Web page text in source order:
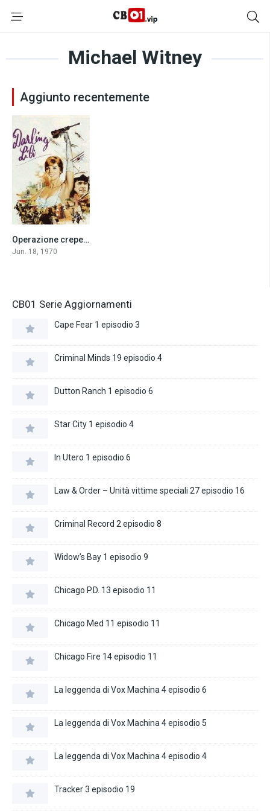
Michael Witney
Aggiunto recentemente
6.2Operazione crepes suzette (1970)
Jun. 18, 1970
CB01 Serie Aggiornamenti
Cape Fear 1 episodio 3
Criminal Minds 19 episodio 4
Dutton Ranch 1 episodio 6
Star City 1 episodio 4
In Utero 1 episodio 6
Law & Order – Unità vittime speciali 27 episodio 16
Criminal Record 2 episodio 8
Widow’s Bay 1 episodio 9
Chicago P.D. 13 episodio 11
Chicago Med 11 episodio 11
Chicago Fire 14 episodio 11
La leggenda di Vox Machina 4 episodio 6
La leggenda di Vox Machina 4 episodio 5
La leggenda di Vox Machina 4 episodio 4
Tracker 3 episodio 19